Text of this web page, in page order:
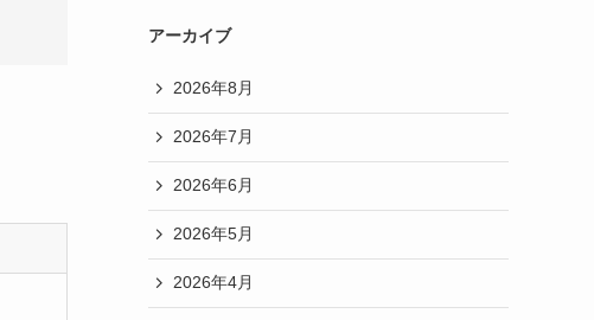
アーカイブ
2026年8月
2026年7月
2026年6月
2026年5月
2026年4月